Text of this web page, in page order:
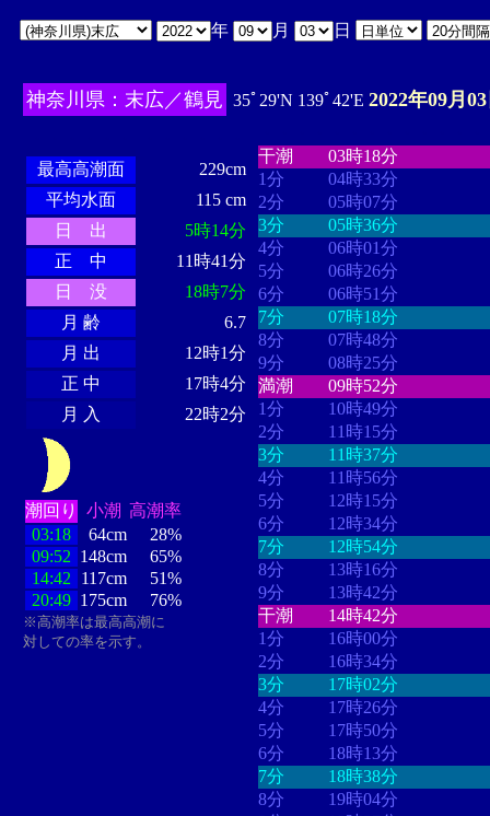
年 月 日
神奈川県：末広／鶴見 35ﾟ29'N 139ﾟ42'E 2022年09月
最高高潮面
229cm
平均水面
115 cm
日 出
5時14分
正 中
11時41分
日 没
18時7分
月 齢
6.7
月 出
12時1分
正 中
17時4分
月 入
22時2分
潮回り 小潮 高潮率
03:18
64cm
28%
09:52 148cm
65%
14:42
117cm
51%
20:49 175cm 76%
※高潮率は最高高潮に
対しての率を示す。
干潮
03時18分
1分
04時33分
2分
05時07分
3分
05時36分
4分
06時01分
5分
06時26分
6分
06時51分
7分
07時18分
8分
07時48分
9分
08時25分
満潮
09時52分
1分
10時49分
2分
11時15分
3分
11時37分
4分
11時56分
5分
12時15分
6分
12時34分
7分
12時54分
8分
13時16分
9分
13時42分
干潮
14時42分
1分
16時00分
2分
16時34分
3分
17時02分
4分
17時26分
5分
17時50分
6分
18時13分
7分
18時38分
8分
19時04分